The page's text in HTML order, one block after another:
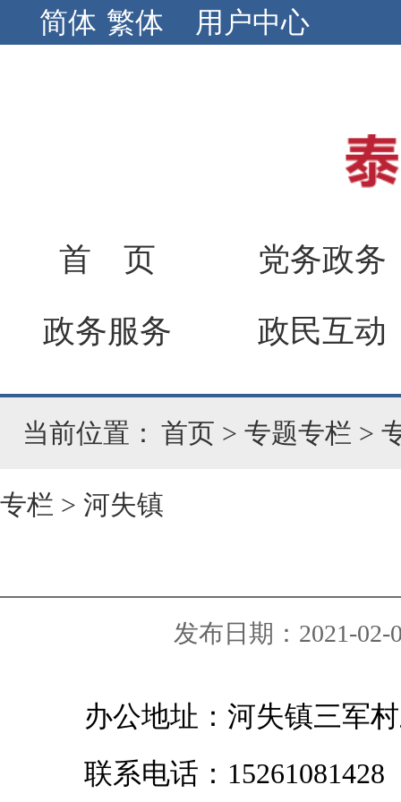
简体 繁体 用户中心
首 页
党务政务
政务服务
政民互动
当前位置： 首页 > 专题专栏 >
专栏 > 河失镇
发布日期：2021-02-
办公地址：河失镇三军村
联系电话：15261081428